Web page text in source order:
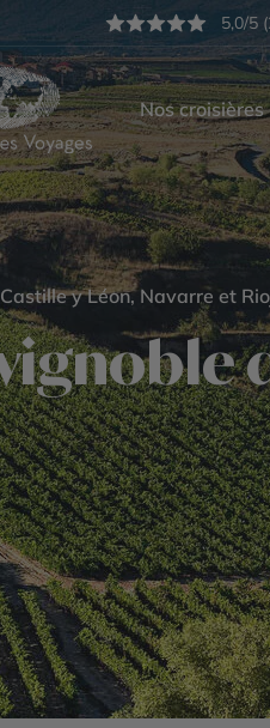
5,0/5
Nos croisières
y Léon, Navarre et